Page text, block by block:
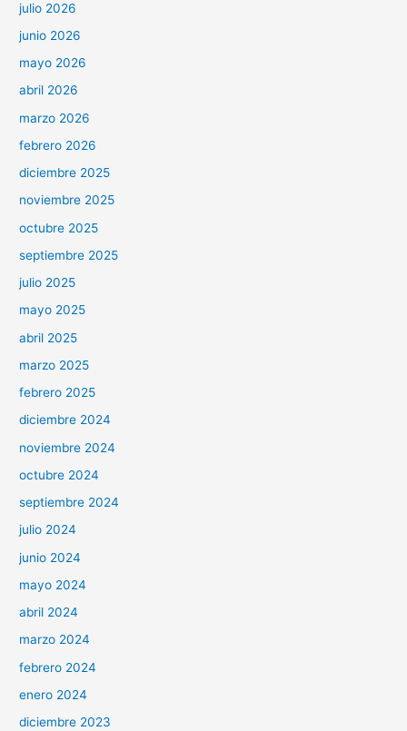
julio 2026
junio 2026
mayo 2026
abril 2026
marzo 2026
febrero 2026
diciembre 2025
noviembre 2025
octubre 2025
septiembre 2025
julio 2025
mayo 2025
abril 2025
marzo 2025
febrero 2025
diciembre 2024
noviembre 2024
octubre 2024
septiembre 2024
julio 2024
junio 2024
mayo 2024
abril 2024
marzo 2024
febrero 2024
enero 2024
diciembre 2023